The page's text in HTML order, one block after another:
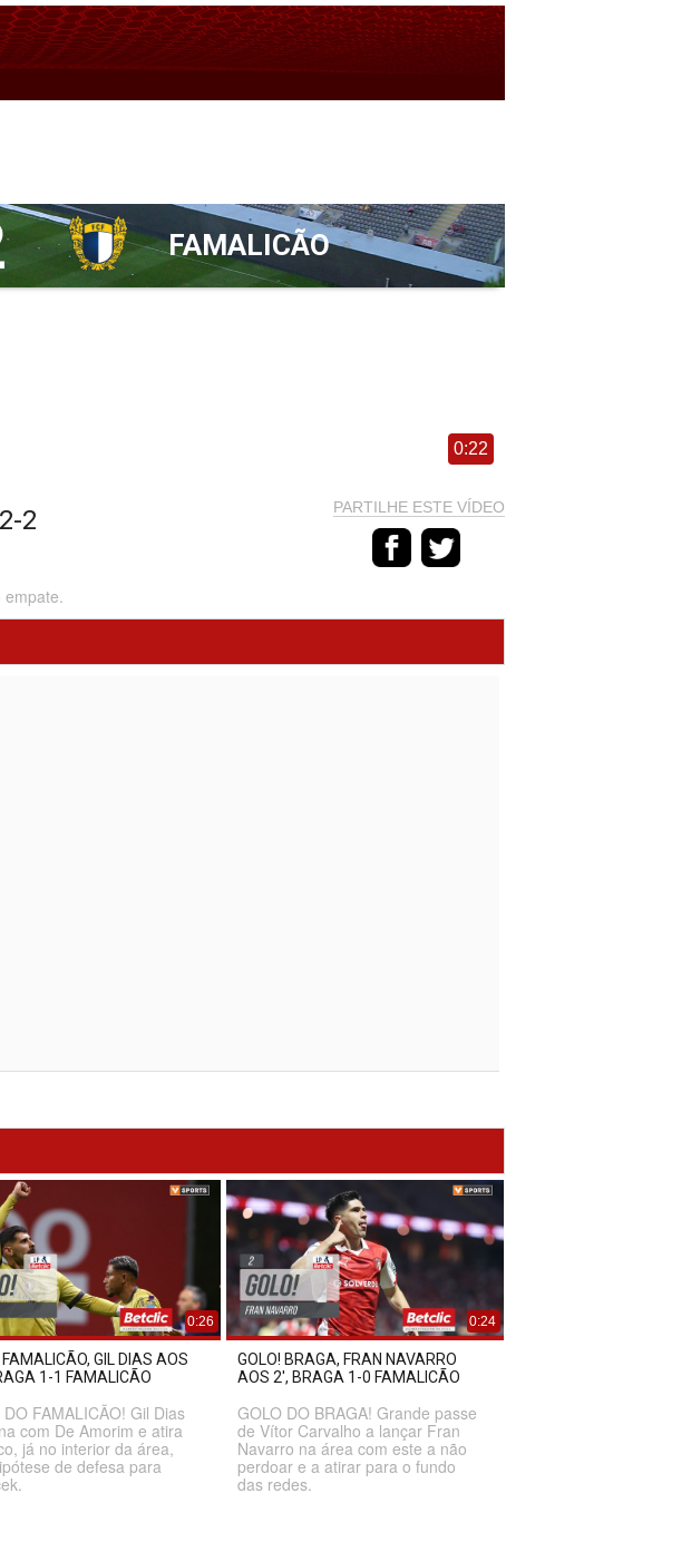
FAMALICÃO
0:22
2
empate.
PARTILHE ESTE VÍDEO
0:26
FAMALICÃO, GIL DIAS AOS
1-1 FAMALICÃO
DO FAMALICÃO! Gil Dias
com De Amorim e atira
já no interior da área,
de defesa para
0:24
GOLO! BRAGA, FRAN NAVARRO
AOS 2', BRAGA 1-0 FAMALICÃO
GOLO DO BRAGA! Grande passe
de Vítor Carvalho a lançar Fran
Navarro na área com este a não
perdoar e a atirar para o fundo
das redes.